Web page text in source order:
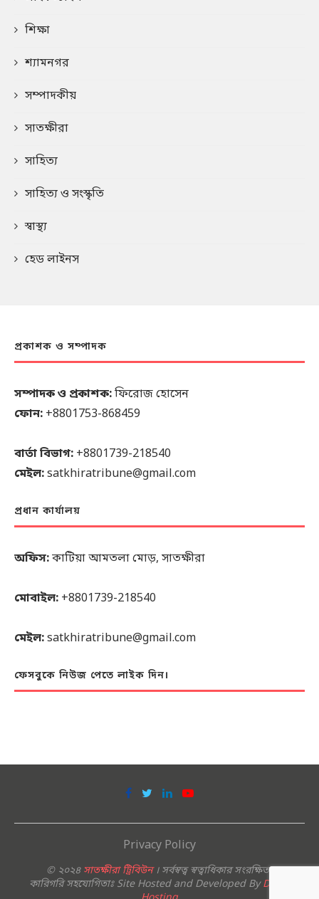
শিক্ষা
শ্যামনগর
সম্পাদকীয়
সাতক্ষীরা
সাহিত্য
সাহিত্য ও সংস্কৃতি
স্বাস্থ্য
হেড লাইনস
প্রকাশক ও সম্পাদক
সম্পাদক ও প্রকাশক:ফিরোজ হোসেন
ফোন: +8801753-868459
বার্তা বিভাগ: +8801739-218540
মেইল:satkhiratribune@gmail.com
প্রধান কার্যালয়
অফিস:কাটিয়া আমতলা মোড়, সাতক্ষীরা
মোবাইল: +8801739-218540
মেইল:satkhiratribune@gmail.com
ফেসবুকে নিউজ পেতে লাইক দিন।
Privacy Policy
© ২০২৪ সাতক্ষীরা ট্রিবিউন। সর্বস্বত্ব স্বত্বাধিকার সংরক্ষিত।
কারিগরি সহযোগিতাঃ Site Hosted and Developed ByDeshi